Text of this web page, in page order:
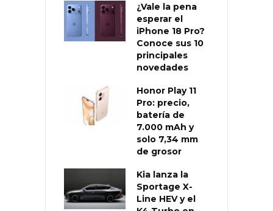
¿Vale la pena
esperar el
iPhone 18 Pro?
Conoce sus 10
principales
novedades
Honor Play 11
Pro: precio,
batería de
7.000 mAh y
solo 7,34 mm
de grosor
Kia lanza la
Sportage X-
Line HEV y el